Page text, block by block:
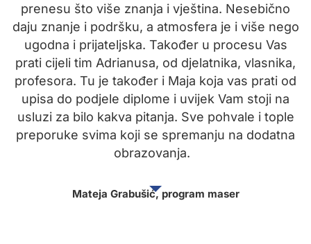
prenesu što više znanja i vještina. Nesebično
daju znanje i podršku, a atmosfera je i više nego
ugodna i prijateljska. Također u procesu Vas
prati cijeli tim Adrianusa, od djelatnika, vlasnika,
profesora. Tu je također i Maja koja vas prati od
upisa do podjele diplome i uvijek Vam stoji na
usluzi za bilo kakva pitanja. Sve pohvale i tople
preporuke svima koji se spremanju na dodatna
obrazovanja.
Mateja Grabušić, program maser